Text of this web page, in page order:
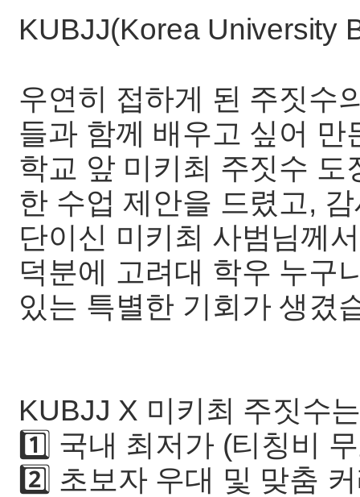
KUBJJ(Korea University
우연히 접하게 된 주짓수
들과 함께 배우고 싶어 만
학교 앞 미키최 주짓수
한 수업 제안을 드렸고,
단이신 미키최 사범님께
덕분에 고려대 학우 누구
있는 특별한 기회가 생겼
KUBJJ X 미키최 주짓수
1️⃣ 국내 최저가 (티칭비
2️⃣ 초보자 우대 및 맞춤